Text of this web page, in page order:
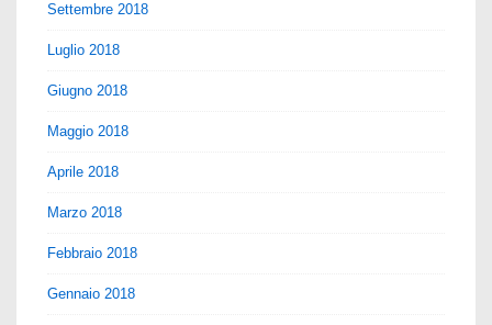
Settembre 2018
Luglio 2018
Giugno 2018
Maggio 2018
Aprile 2018
Marzo 2018
Febbraio 2018
Gennaio 2018